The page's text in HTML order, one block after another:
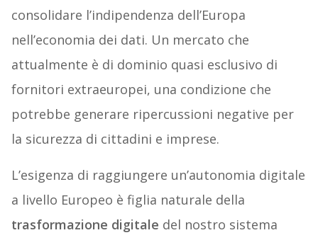
consolidare l’indipendenza dell’Europa
nell’economia dei dati. Un mercato che
attualmente è di dominio quasi esclusivo di
fornitori extraeuropei, una condizione che
potrebbe generare ripercussioni negative per
la sicurezza di cittadini e imprese.
L’esigenza di raggiungere un’autonomia digitale
a livello Europeo è figlia naturale della
trasformazione digitale del nostro sistema